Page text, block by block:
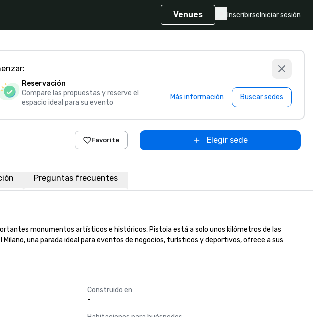
Venues Inscribirse Iniciar sesión
Reservación
Compare las propuestas y reserve el
espacio ideal para su evento
Más información Buscar sedes
Favorite Elegir sede
Preguntas frecuentes
monumentos artísticos e históricos, Pistoia está a solo unos kilómetros de las
una parada ideal para eventos de negocios, turísticos y deportivos, ofrece a sus
Construido en
-